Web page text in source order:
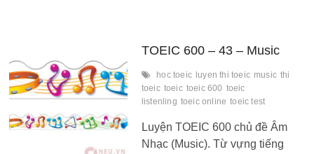
TOEIC 600 – 43 – Music
hoc toeic luyen thi toeic music thi
toeic toeic toeic 600 toeic
listenling toeic online toeic test
Luyện TOEIC 600 chủ đề Âm
Nhạc (Music). Từ vựng tiếng